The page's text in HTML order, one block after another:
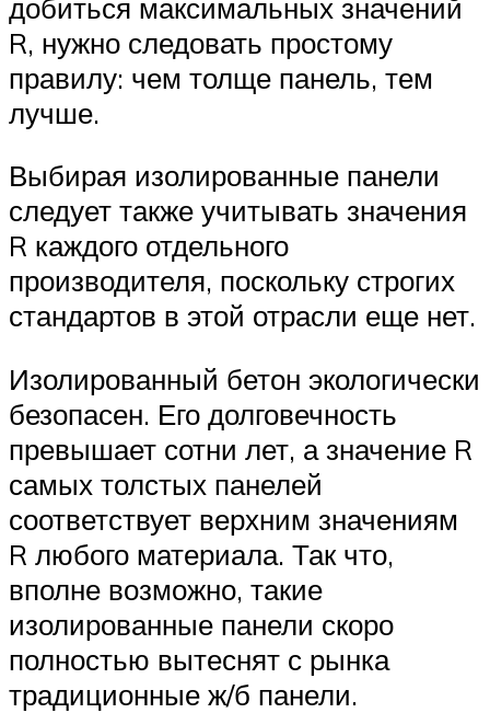
добиться максимальных значений
R, нужно следовать простому
правилу: чем толще панель, тем
лучше.
Выбирая изолированные панели
следует также учитывать значения
R каждого отдельного
производителя, поскольку строгих
стандартов в этой отрасли еще нет.
Изолированный бетон экологически
безопасен. Его долговечность
превышает сотни лет, а значение R
самых толстых панелей
соответствует верхним значениям
R любого материала. Так что,
вполне возможно, такие
изолированные панели скоро
полностью вытеснят с рынка
традиционные ж/б панели.